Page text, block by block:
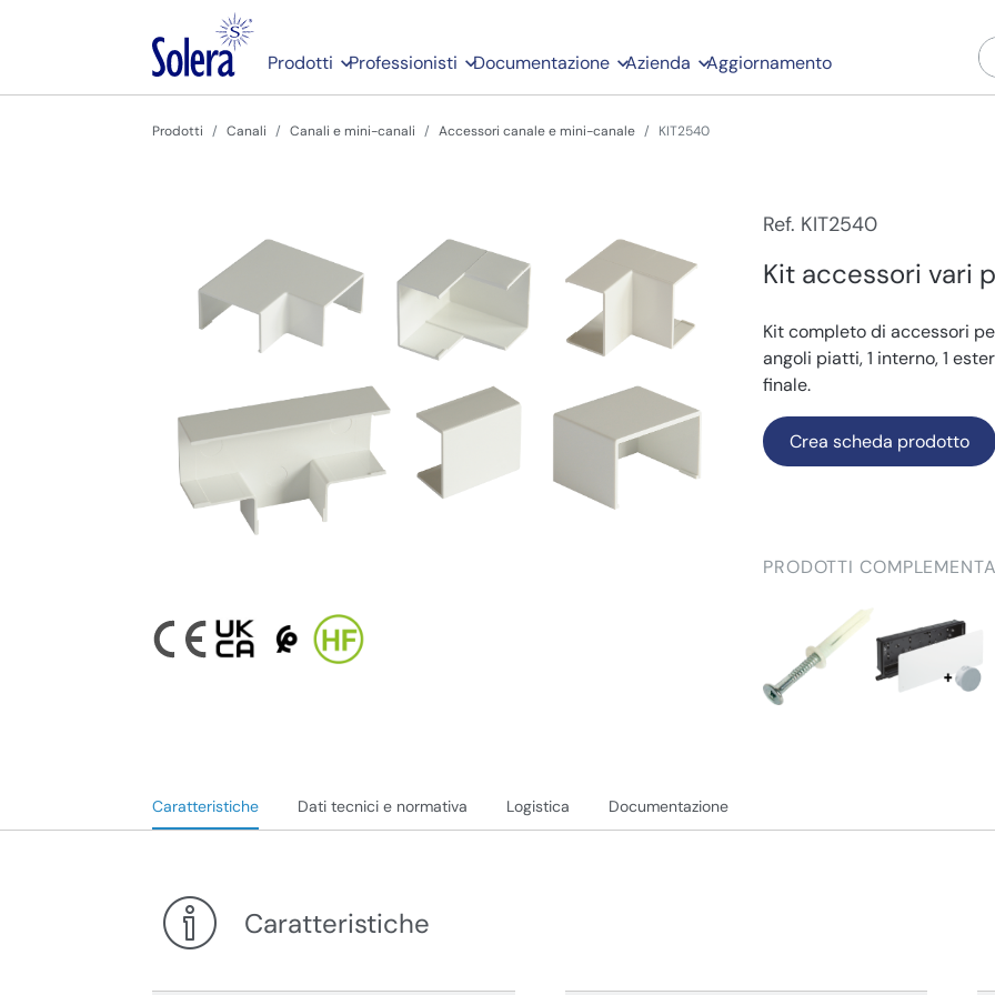
Prodotti Professionisti Documentazione Azienda Aggiornamento
Prodotti Canali Canali e mini-canali Accessori canale e mini-canale KIT2540
Ref. KIT2540
Kit accessori vari
Kit completo di accessori
angoli piatti, 1 interno, 1
finale.
Crea scheda prodotto
PRODOTTI
Caratteristiche Dati tecnici e normativa Logistica Documentazione
Caratteristiche